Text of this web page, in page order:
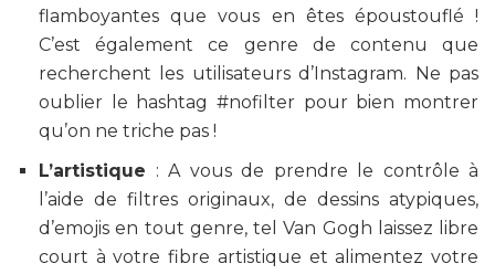
flamboyantes que vous en êtes époustouflé !
C’est également ce genre de contenu que
recherchent les utilisateurs d’Instagram. Ne pas
oublier le hashtag #nofilter pour bien montrer
qu’on ne triche pas !
L’artistique : A vous de prendre le contrôle à
l’aide de filtres originaux, de dessins atypiques,
d’emojis en tout genre, tel Van Gogh laissez libre
court à votre fibre artistique et alimentez votre